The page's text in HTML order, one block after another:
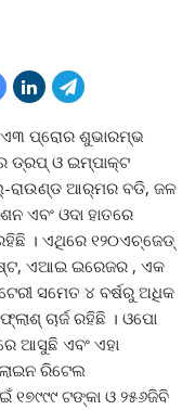
ପ୍ରୋର ଶୁଭାରମ୍ଭ
ଡ୍ରପ୍ ଓ ଇମ୍ପାକ୍ଟ
ରାଉଣ୍ଡ ଆର୍‌ମର ବଡି, ଜଳ
ଏବଂ ଓଦା ହାତରେ
। ଏଥିରେ ୧୨୦ଏଚ୍‌ଜେଡ୍
ଏଆଇ ଇରେଜର , ଏକ
ସମେତ ୪ ବର୍ଷରୁ ଅଧିକ
ଚାର୍ଜ ରହିଛି । ଓପୋ
ଆସୁଛି ଏବଂ ଏହା
ରିଟେଲ
ଟଙ୍କା ଓ ୨୫୬ଜିବି